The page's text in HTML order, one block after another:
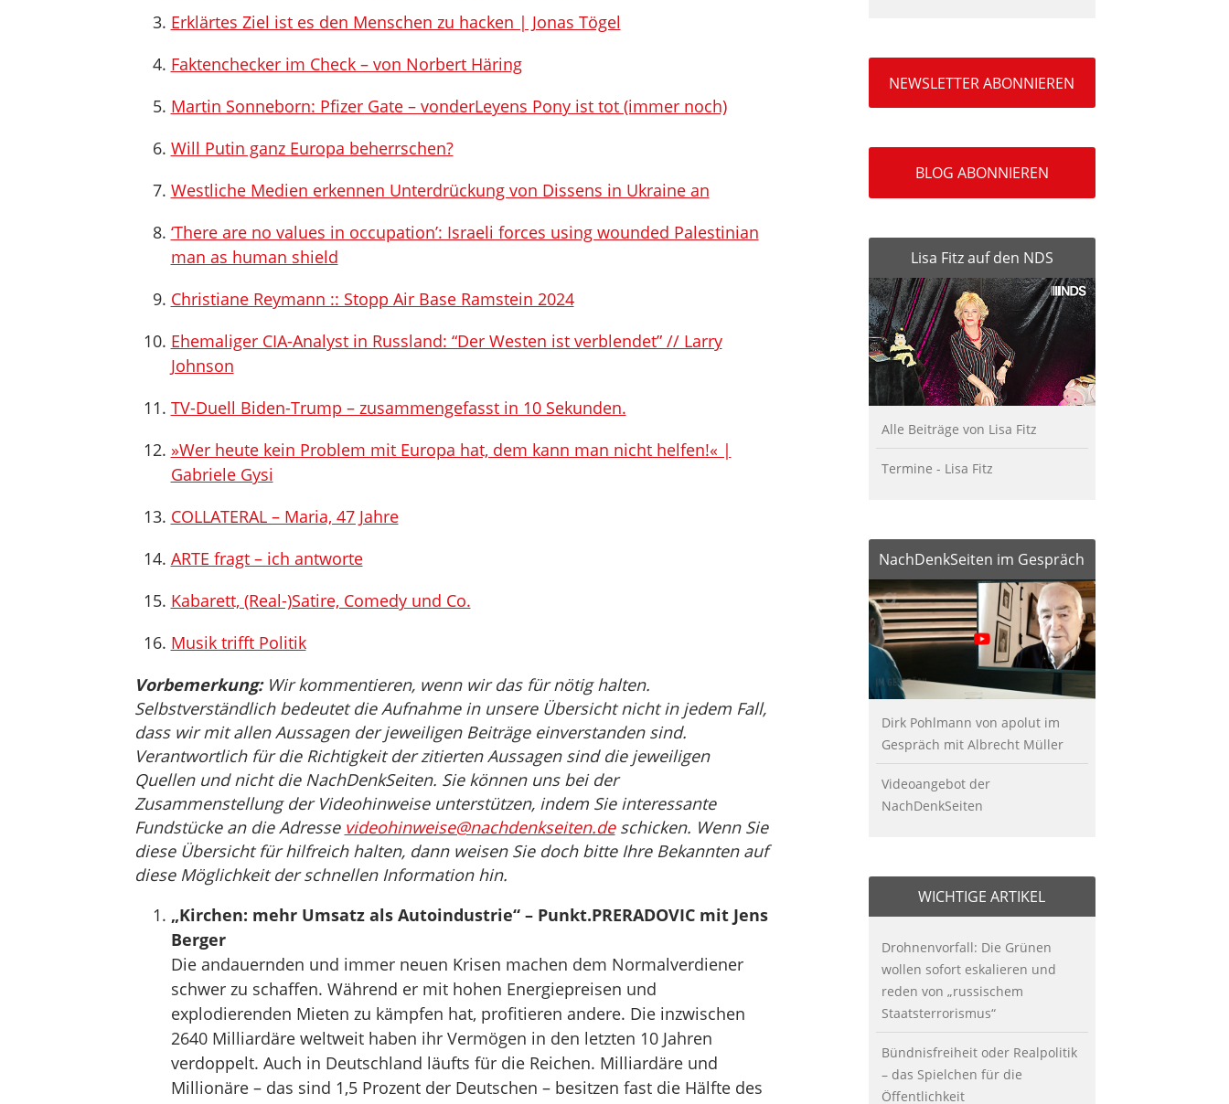
Erklärtes Ziel ist es den Menschen zu hacken | Jonas Tögel
Faktenchecker im Check – von Norbert Häring
Martin Sonneborn: Pfizer Gate – vonderLeyens Pony ist tot (immer noch)
Will Putin ganz Europa beherrschen?
Westliche Medien erkennen Unterdrückung von Dissens in Ukraine an
‘There are no values in occupation’: Israeli forces using wounded Palestinian
man as human shield
Christiane Reymann :: Stopp Air Base Ramstein 2024
Ehemaliger CIA-Analyst in Russland: “Der Westen ist verblendet” // Larry
Johnson
TV-Duell Biden-Trump – zusammengefasst in 10 Sekunden.
»Wer heute kein Problem mit Europa hat, dem kann man nicht helfen!« |
Gabriele Gysi
COLLATERAL – Maria, 47 Jahre
ARTE fragt – ich antworte
Kabarett, (Real-)Satire, Comedy und Co.
Musik trifft Politik
Vorbemerkung:Wir kommentieren, wenn wir das für nötig halten.
Selbstverständlich bedeutet die Aufnahme in unsere Übersicht nicht in jedem Fall,
dass wir mit allen Aussagen der jeweiligen Beiträge einverstanden sind.
Verantwortlich für die Richtigkeit der zitierten Aussagen sind die jeweiligen
Quellen und nicht die NachDenkSeiten. Sie können uns bei der
Zusammenstellung der Videohinweise unterstützen, indem Sie interessante
Fundstücke an die Adresse videohinweise@nachdenkseiten.deschicken. Wenn Sie
diese Übersicht für hilfreich halten, dann weisen Sie doch bitte Ihre Bekannten auf
diese Möglichkeit der schnellen Information hin.
„Kirchen: mehr Umsatz als Autoindustrie“ – Punkt.PRERADOVIC mit Jens
Berger
Die andauernden und immer neuen Krisen machen dem Normalverdiener
schwer zu schaffen. Während er mit hohen Energiepreisen und
explodierenden Mieten zu kämpfen hat, profitieren andere. Die inzwischen
2640 Milliardäre weltweit haben ihr Vermögen in den letzten 10 Jahren
verdoppelt. Auch in Deutschland läufts für die Reichen. Milliardäre und
Millionäre – das sind 1,5 Prozent der Deutschen – besitzen fast die Hälfte des
NEWSLETTER ABONNIEREN
BLOG ABONNIEREN
Lisa Fitz auf den NDS
Alle Beiträge von Lisa Fitz
Termine - Lisa Fitz
NachDenkSeiten im Gespräch
Dirk Pohlmann von apolut im
Gespräch mit Albrecht Müller
Videoangebot der
NachDenkSeiten
WICHTIGE ARTIKEL
Drohnenvorfall: Die Grünen
wollen sofort eskalieren und
reden von „russischem
Staatsterrorismus“
Bündnisfreiheit oder Realpolitik
– das Spielchen für die
Öffentlichkeit